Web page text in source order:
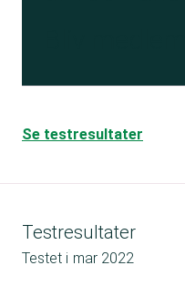
Se testresultater
Testresultater
Testet i mar 2022